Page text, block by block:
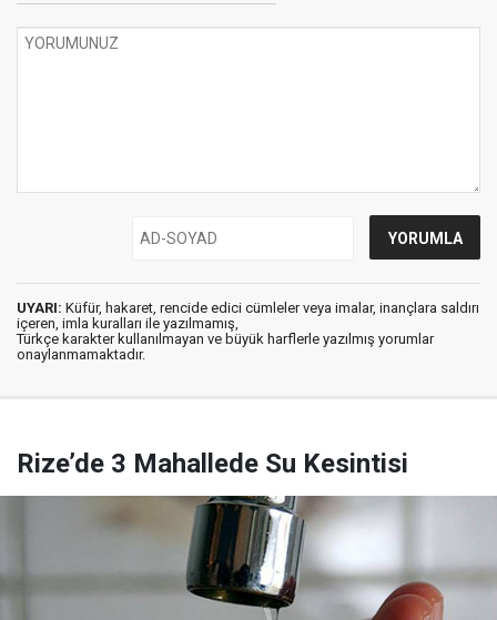
UYARI: Küfür, hakaret, rencide edici cümleler veya imalar, inançlara saldırı
içeren, imla kuralları ile yazılmamış,
Türkçe karakter kullanılmayan ve büyük harflerle yazılmış yorumlar
onaylanmamaktadır.
Rize’de 3 Mahallede Su Kesintisi